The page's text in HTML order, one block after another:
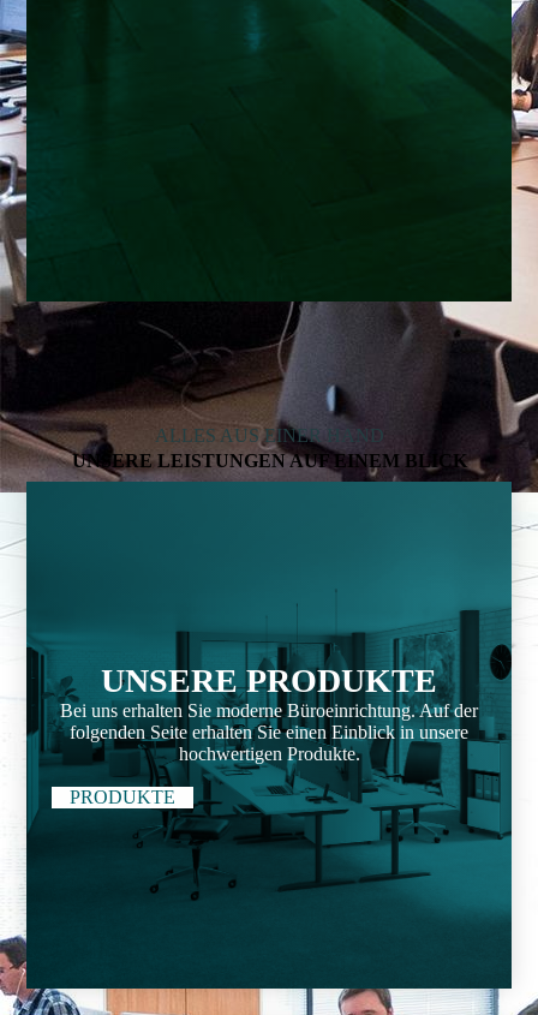
ALLES AUS EINER HAND
UNSERE LEISTUNGEN AUF EINEM BLICK
UNSERE PRODUKTE
Bei uns erhalten Sie moderne Büroeinrichtung. Auf der
folgenden Seite erhalten Sie einen Einblick in unsere
hochwertigen Produkte.
PRODUKTE